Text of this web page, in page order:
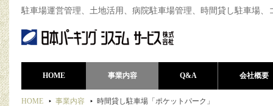
駐車場運営管理、土地活用、病院駐車場管理、時間貸し駐車場
HOME 事業内容 Q&A 会社概要
HOME 事業内容 時間貸し駐車場「ポケットパーク」